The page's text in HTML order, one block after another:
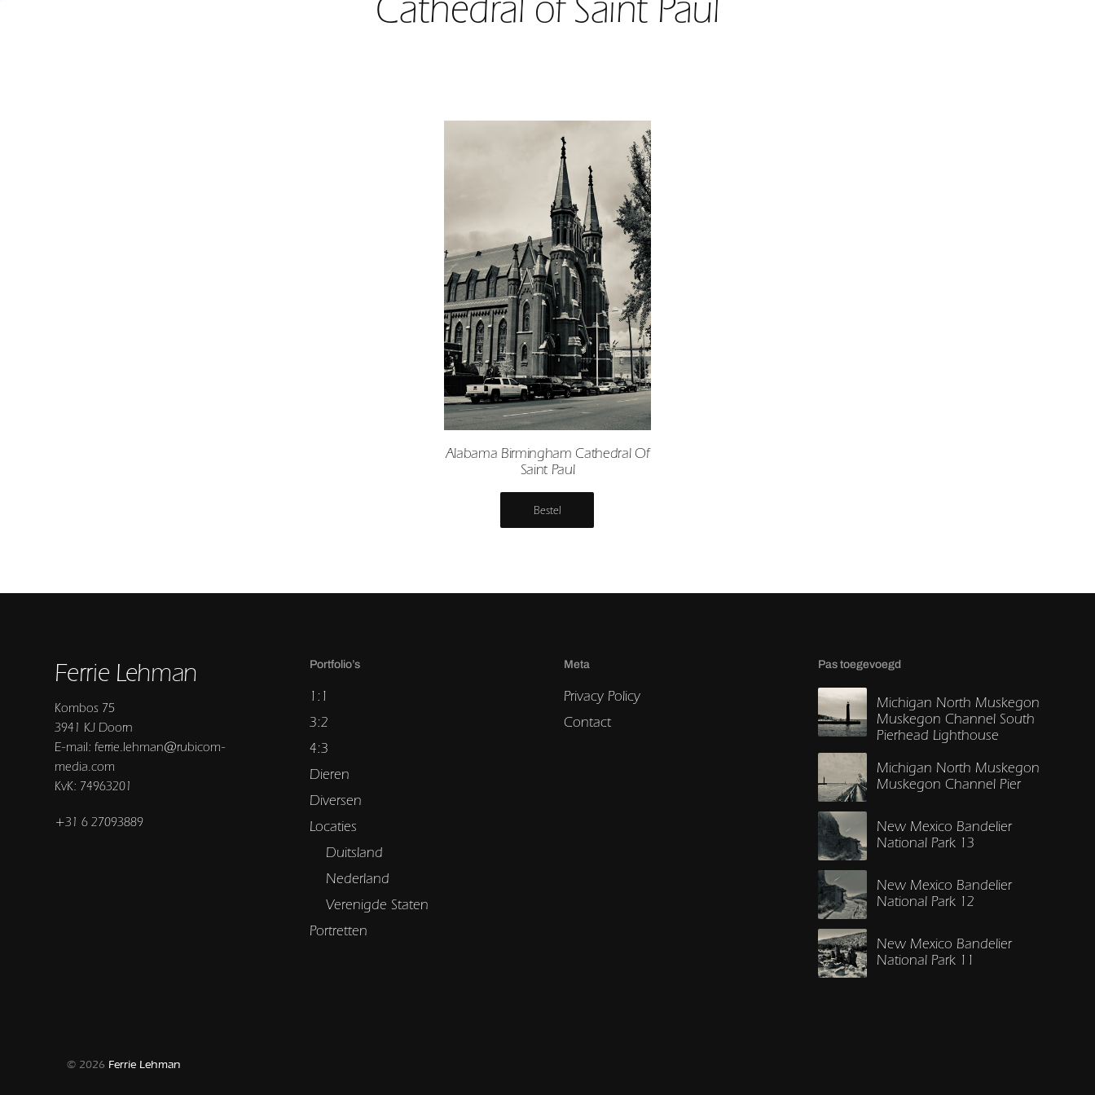
Alabama Birmingham Cathedral Of
Saint Paul
Bestel
Ferrie Lehman
Kombos 75
3941 KJ Doorn
E-mail: ferrie.lehman@rubicom-
media.com
KvK: 74963201
+31 6 27093889
Portfolio’s
1:1
3:2
4:3
Dieren
Diversen
Locaties
Duitsland
Nederland
Verenigde Staten
Portretten
Meta
Privacy Policy
Contact
Pas toegevoegd
Michigan North Muskegon
Muskegon Channel South
Pierhead Lighthouse
Michigan North Muskegon
Muskegon Channel Pier
New Mexico Bandelier
National Park 13
New Mexico Bandelier
National Park 12
New Mexico Bandelier
National Park 11
© 2026 Ferrie Lehman